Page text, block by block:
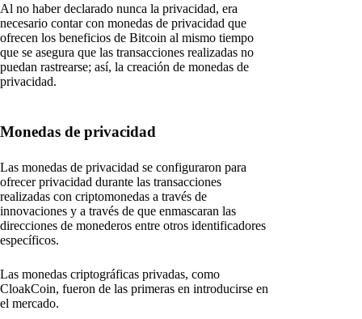
Al no haber declarado nunca la privacidad, era
necesario contar con monedas de privacidad que
ofrecen los beneficios de Bitcoin al mismo tiempo
que se asegura que las transacciones realizadas no
puedan rastrearse; así, la creación de monedas de
privacidad.
Monedas de privacidad
Las monedas de privacidad se configuraron para
ofrecer privacidad durante las transacciones
realizadas con criptomonedas a través de
innovaciones y a través de que enmascaran las
direcciones de monederos entre otros identificadores
específicos.
Las monedas criptográficas privadas, como
CloakCoin, fueron de las primeras en introducirse en
el mercado.